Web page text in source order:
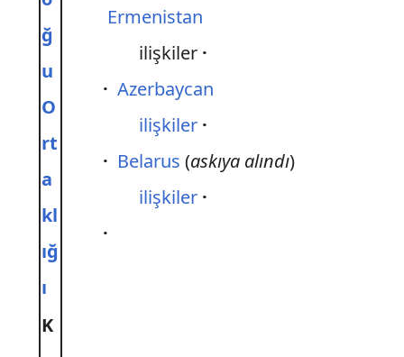
ğ
u
O
rt
a
kl
ığ
ı
Ermenistan
ilişkiler
Azerbaycan
ilişkiler
Belarus (askıya alındı)
ilişkiler
K